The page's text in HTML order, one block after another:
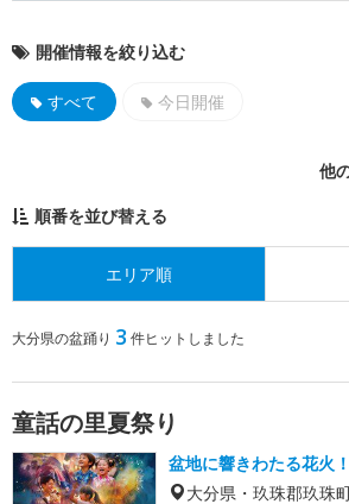
開催情報を絞り込む
すべて 今日開催
他
順番を並び替える
エリア順
大分県の盆踊り 3 件ヒットしました
童話の里夏祭り
盆地に響きわたる花火！
大分県・玖珠郡玖珠